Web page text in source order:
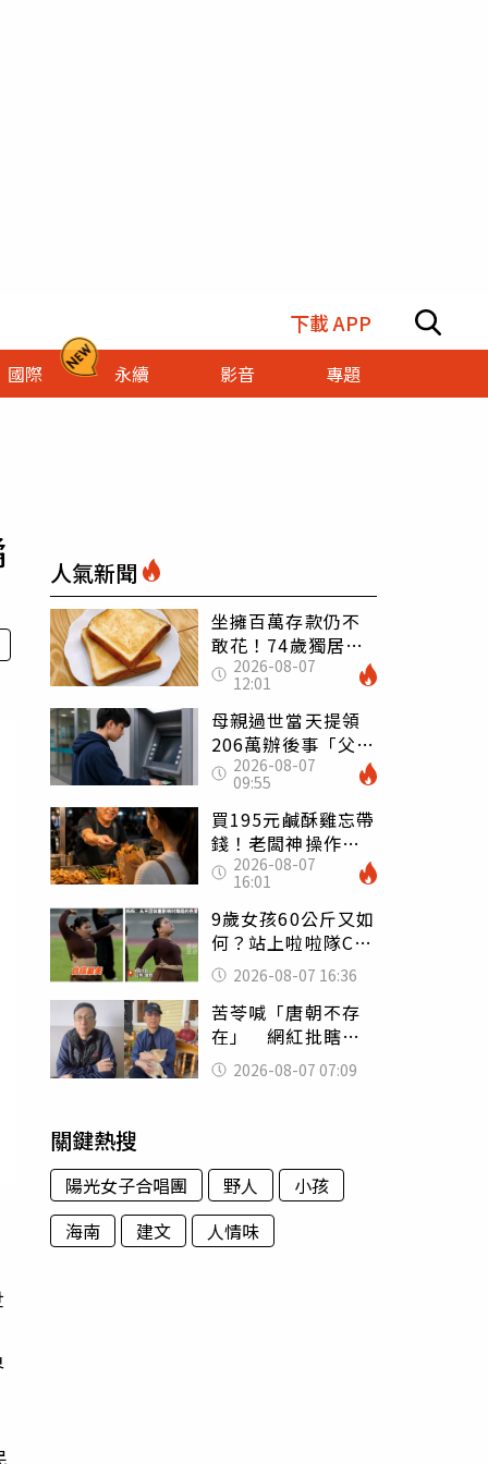
下載 APP
國際 永續 影音 專題
人氣新聞
坐擁百萬存款仍不
敢花！74歲獨居翁
「1餐只吃1片吐
司」 半年後暴瘦
嚇壞女兒
2026-08-07
12:01
母親過世當天提領
206萬辦後事「父子
遭判刑」 律師：
搶錢先下手是罪
2026-08-07
09:55
買195元鹹酥雞忘帶
錢！老闆神操作
「倒找5元」 全網
看哭：這就是台灣
2026-08-07
16:01
9歲女孩60公斤又如
何？站上啦啦隊C位
驚艷全場 千萬網
友被圈粉
2026-08-07 16:36
苦苓喊「唐朝不存
在」 網紅批瞎編
歷史：李白、杜甫
用鮮卑文寫詩？
2026-08-07 07:09
關鍵熱搜
陽光女子合唱團 野人
小孩
海南
建文 人情味